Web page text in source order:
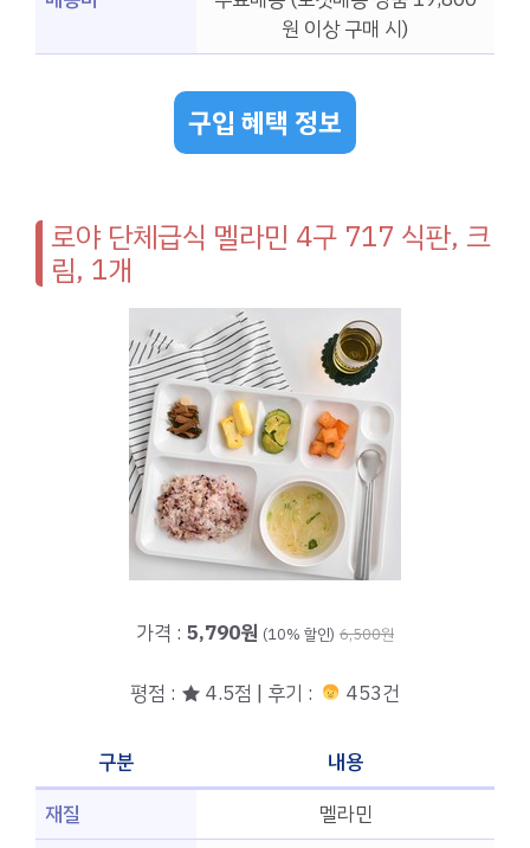
원 이상 구매 시)
구입 혜택 정보
로야 단체급식 멜라민 4구 717 식판, 크
림, 1개
가격 : 5,790원 (10% 할인) 6,500원
평점 : ★ 4.5점 | 후기 : 453건
구분
내용
재질
멜라민